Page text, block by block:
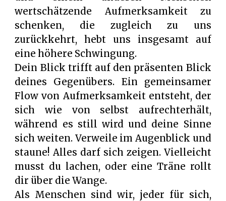
wertschätzende Aufmerksamkeit zu
schenken, die zugleich zu uns
zurückkehrt, hebt uns insgesamt auf
eine höhere Schwingung.
Dein Blick trifft auf den präsenten Blick
deines Gegenübers. Ein gemeinsamer
Flow von Aufmerksamkeit entsteht, der
sich wie von selbst aufrechterhält,
während es still wird und deine Sinne
sich weiten. Verweile im Augenblick und
staune! Alles darf sich zeigen. Vielleicht
musst du lachen, oder eine Träne rollt
dir über die Wange.
Als Menschen sind wir, jeder für sich,